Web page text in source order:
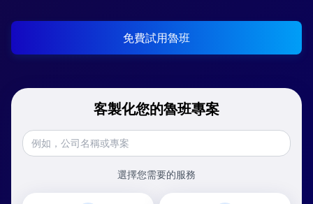
免費試用魯班
客製化您的魯班專案
選擇您需要的服務